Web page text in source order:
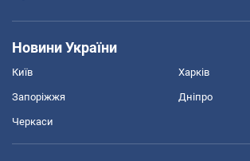
Новини України
Київ Харків
Запоріжжя Дніпро
Черкаси